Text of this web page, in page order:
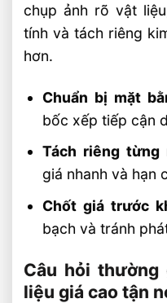
chụp ảnh rõ vật
tính và tách riêng
hơn.
Chuẩn bị mặt
bốc xếp tiếp cận
Tách riêng từng
giá nhanh và hạn
Chốt giá trước
bạch và tránh
Câu hỏi thường
liệu giá cao tận